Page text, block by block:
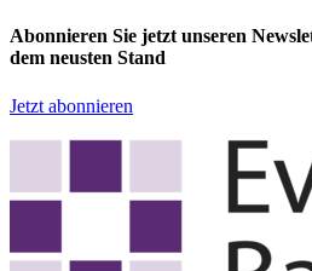
Abonnieren Sie jetzt unseren
dem neusten Stand
Jetzt abonnieren